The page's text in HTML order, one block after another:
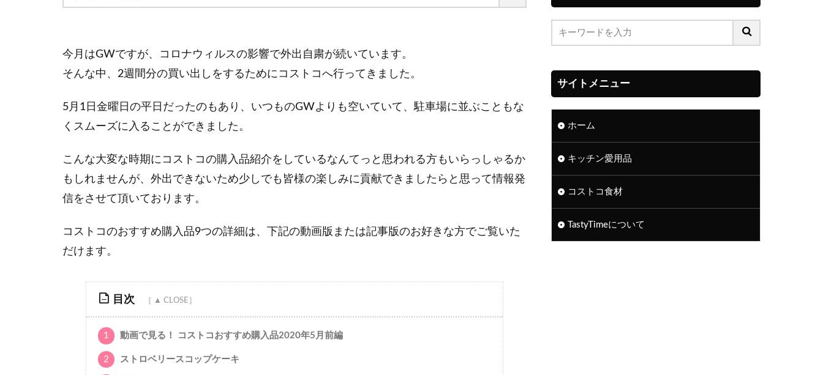
今月はGWですが、コロナウィルスの影響で外出自粛が続いています。
そんな中、2週間分の買い出しをするためにコストコへ行ってきました。
5月1日金曜日の平日だったのもあり、いつものGWよりも空いていて、駐車場に並ぶこともな
くスムーズに入ることができました。
こんな大変な時期にコストコの購入品紹介をしているなんてっと思われる方もいらっしゃるか
もしれませんが、外出できないため少しでも皆様の楽しみに貢献できましたらと思って情報発
信をさせて頂いております。
コストコのおすすめ購入品9つの詳細は、下記の動画版または記事版のお好きな方でご覧いた
だけます。
目次
1 動画で見る！ コストコおすすめ購入品2020年5月前編
2 ストロベリースコップケーキ
サイトメニュー
ホーム
キッチン愛用品
コストコ食材
TastyTimeについて